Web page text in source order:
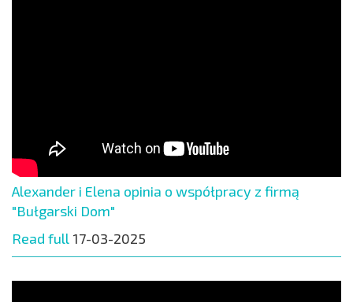
Alexander i Elena opinia o współpracy z firmą
"Bułgarski Dom"
Read full 17-03-2025